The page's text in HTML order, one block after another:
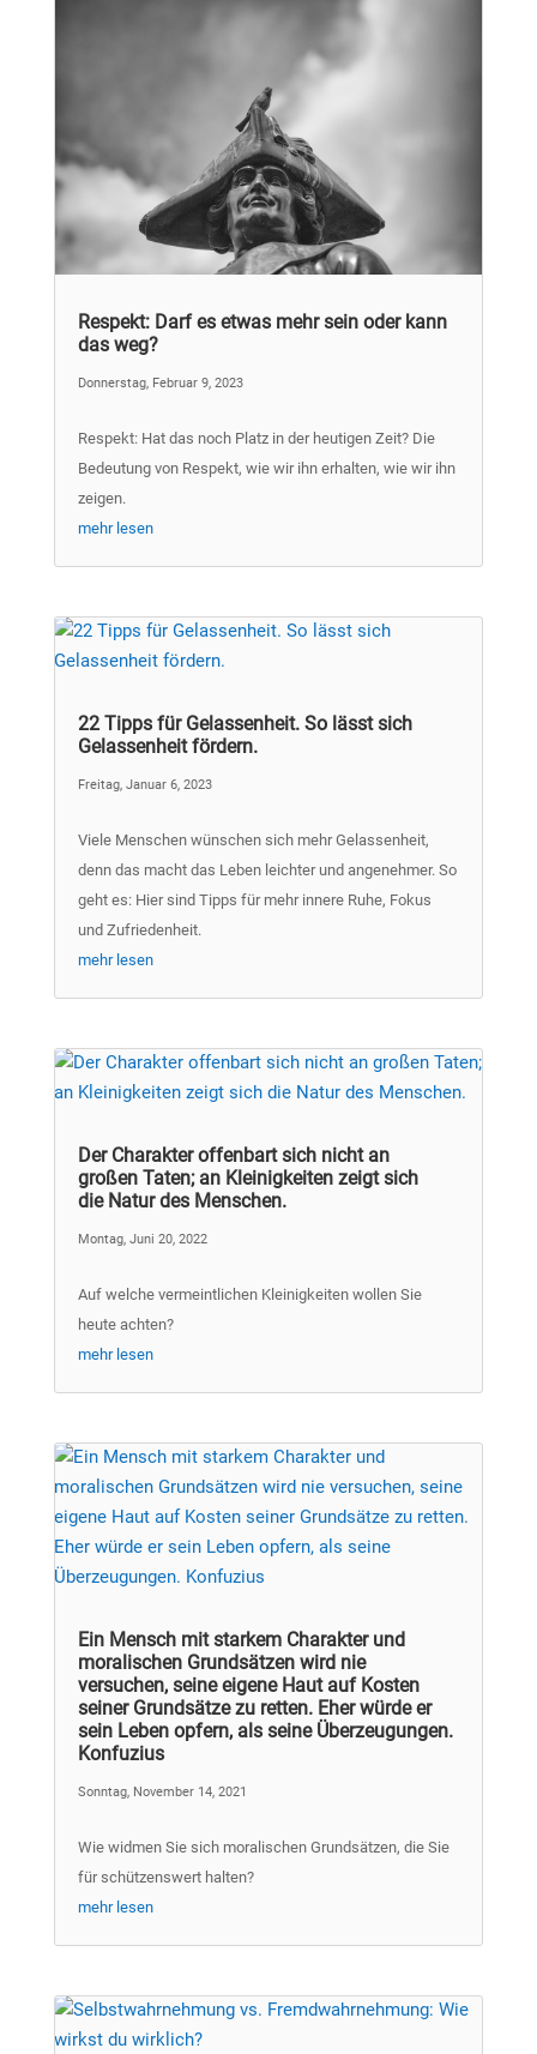
Respekt: Darf es etwas mehr sein oder kann
das weg?
Donnerstag, Februar 9, 2023
Respekt: Hat das noch Platz in der heutigen Zeit? Die
Bedeutung von Respekt, wie wir ihn erhalten, wie wir ihn
zeigen.
mehr lesen
22 Tipps für Gelassenheit. So lässt sich
Gelassenheit fördern.
Freitag, Januar 6, 2023
Viele Menschen wünschen sich mehr Gelassenheit,
denn das macht das Leben leichter und angenehmer. So
geht es: Hier sind Tipps für mehr innere Ruhe, Fokus
und Zufriedenheit.
mehr lesen
Der Charakter offenbart sich nicht an
großen Taten; an Kleinigkeiten zeigt sich
die Natur des Menschen.
Montag, Juni 20, 2022
Auf welche vermeintlichen Kleinigkeiten wollen Sie
heute achten?
mehr lesen
Ein Mensch mit starkem Charakter und
moralischen Grundsätzen wird nie
versuchen, seine eigene Haut auf Kosten
seiner Grundsätze zu retten. Eher würde er
sein Leben opfern, als seine Überzeugungen.
Konfuzius
Sonntag, November 14, 2021
Wie widmen Sie sich moralischen Grundsätzen, die Sie
für schützenswert halten?
mehr lesen